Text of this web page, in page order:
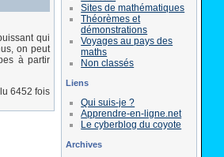
qui
on peut
à partir
lu 6452 fois
Sites de mathématiques
Théorèmes et
démonstrations
Voyages au pays des
maths
Non classés
Liens
Qui suis-je ?
Apprendre-en-ligne.net
Le cyberblog du coyote
Archives